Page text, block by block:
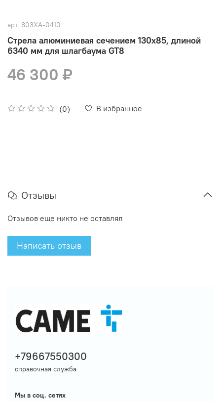
арт. 803XA-0410
Стрела алюминиевая сечением 130х85, длиной
6340 мм для шлагбаума GT8
(0) В избранное
46 300 ₽
Отзывы
Отзывов еще никто не оставлял
Написать отзыв
+79667550300
справочная служба
Мы в соц. сетях